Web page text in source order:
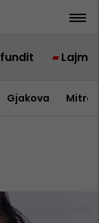
Lajme
Gjakova